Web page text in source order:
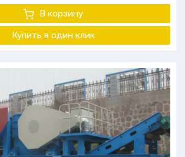
В корзину
Купить в один клик